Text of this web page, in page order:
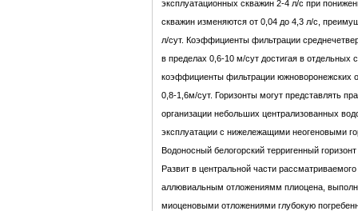
эксплуатационных скважин 2-4 л/с при
скважин изменяются от 0,04 до 4,3 л/с,
л/сут. Коэффициенты фильтрации
в пределах 0,6-10 м/сут достигая в отдельных
коэффициенты фильтрации южноворонежских
0,8-1,6м/сут. Горизонты могут представлять
организации небольших централизованных
эксплуатации с нижележащими неогеновыми
Водоносный белогорский терригенный
Развит в центральной части
аллювиальным отложениямм плиоцена,
миоценовыми отложениями глубокую